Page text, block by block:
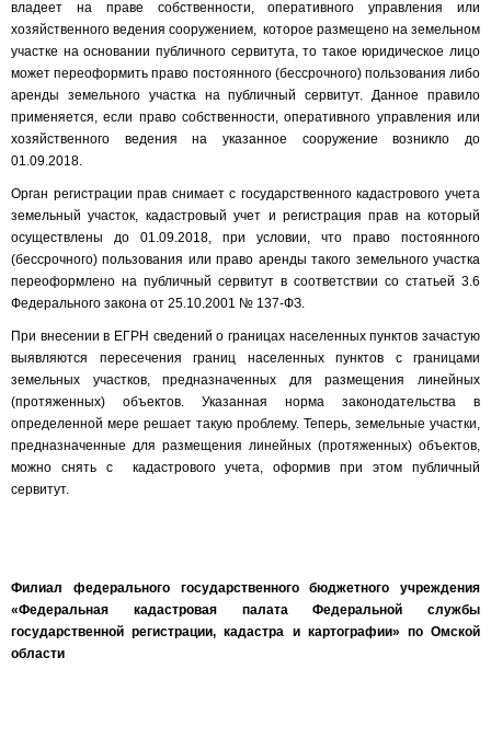
владеет на праве собственности, оперативного управления или
хозяйственного ведения сооружением, которое размещено на земельном
участке на основании публичного сервитута, то такое юридическое лицо
может переоформить право постоянного (бессрочного) пользования либо
аренды земельного участка на публичный сервитут. Данное правило
применяется, если право собственности, оперативного управления или
хозяйственного ведения на указанное сооружение возникло до
01.09.2018.
Орган регистрации прав снимает с государственного кадастрового учета
земельный участок, кадастровый учет и регистрация прав на который
осуществлены до 01.09.2018, при условии, что право постоянного
(бессрочного) пользования или право аренды такого земельного участка
переоформлено на публичный сервитут в соответствии со статьей 3.6
Федерального закона от 25.10.2001 № 137-ФЗ.
При внесении в ЕГРН сведений о границах населенных пунктов зачастую
выявляются пересечения границ населенных пунктов с границами
земельных участков, предназначенных для размещения линейных
(протяженных) объектов. Указанная норма законодательства в
определенной мере решает такую проблему. Теперь, земельные участки,
предназначенные для размещения линейных (протяженных) объектов,
можно снять с кадастрового учета, оформив при этом публичный
сервитут.
Филиал федерального государственного бюджетного учреждения
«Федеральная кадастровая палата Федеральной службы
государственной регистрации, кадастра и картографии» по Омской
области